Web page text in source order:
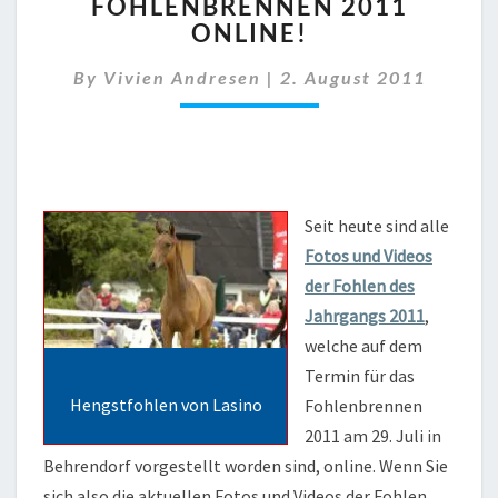
FOHLENBRENNEN
ONLINE!
FOHLENBRENNEN 2011
ONLINE!
By Vivien Andresen | 2. August 2011
Hengstfohlen von Lasino
Seit heute sind alle
Fotos und Videos
der Fohlen des
Jahrgangs 2011,
welche auf dem
Termin für das
Fohlenbrennen
2011 am 29. Juli in
Behrendorf vorgestellt worden sind, online. Wenn Sie